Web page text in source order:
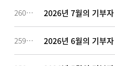
260637 2026년 7월의 기부자
259186 2026년 6월의 기부자